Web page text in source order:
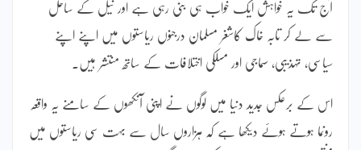
آج تک یہ خواہش ایک خواب ہی بنی رہی ہے اور نیل کے ساحل
سے لے کر تابہ خاک کاشغر مسلمان درجنوں ریاستوں میں اپنے اپنے
سیاسی، تہذیبی، سماجی اور مسلکی اختلافات کے ساتھ منتشر ہیں۔
اس کے برعکس جدید دنیا میں لوگوں نے اپنی آنکھوں کے سامنے یہ واقعہ
رونما ہوتے ہوئے دیکھا ہے کہ ہزاروں سال سے بہت سی ریاستوں میں